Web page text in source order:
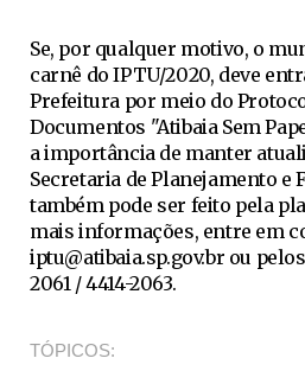
Se, por qualquer motivo, o
carnê do IPTU/2020, deve
Prefeitura por meio do
Documentos "Atibaia Sem
a importância de manter
Secretaria de Planejamento e
também pode ser feito pela
mais informações, entre em
iptu@atibaia.sp.gov.br ou
2061 / 4414-2063.
TÓPICOS